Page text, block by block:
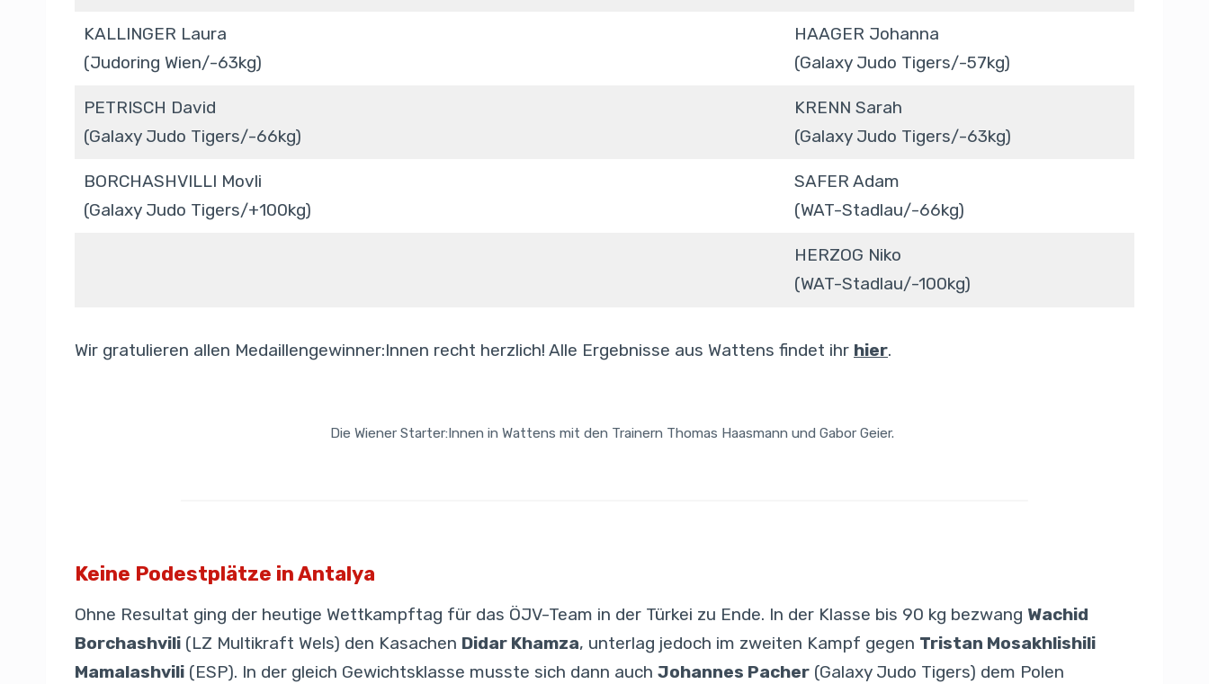
KALLINGER Laura
(Judoring Wien/-63kg)
HAAGER Johanna
(Galaxy Judo Tigers/-57kg)
PETRISCH David
(Galaxy Judo Tigers/-66kg)
KRENN Sarah
(Galaxy Judo Tigers/-63kg)
BORCHASHVILLI Movli
(Galaxy Judo Tigers/+100kg)
SAFER Adam
(WAT-Stadlau/-66kg)
HERZOG Niko
(WAT-Stadlau/-100kg)
Wir gratulieren allen Medaillengewinner:Innen recht herzlich! Alle Ergebnisse aus Wattens findet ihr hier.
Die Wiener Starter:Innen in Wattens mit den Trainern Thomas Haasmann und Gabor Geier.
Keine Podestplätze in Antalya
Ohne Resultat ging der heutige Wettkampftag für das ÖJV-Team in der Türkei zu Ende. In der Klasse bis 90 kg bezwang Wachid
Borchashvili (LZ Multikraft Wels) den Kasachen Didar Khamza, unterlag jedoch im zweiten Kampf gegen Tristan Mosakhlishili
Mamalashvili (ESP). In der gleich Gewichtsklasse musste sich dann auch Johannes Pacher (Galaxy Judo Tigers) dem Polen